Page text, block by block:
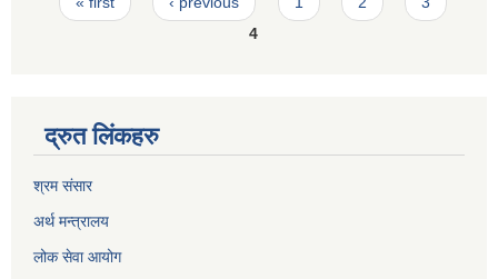
4
द्रुत लिंकहरु
श्रम संसार
अर्थ मन्त्रालय
लोक सेवा आयोग